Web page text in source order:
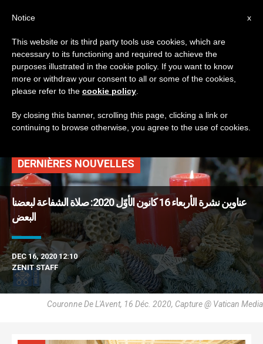
TAG
Posts Tagged ‘الرئيس
الإسرائيلي’
DERNIÈRES NOUVELLES
عناوين نشرة الأربعاء 16 كانون الأوّل 2020: صلاة الشفاعة لبعضنا
البعض
DEC 16, 2020 12:10
ZENIT STAFF
Couronne De L'Avent, 16 Déc. 2020, Capture @ Vatican Media
x
Notice
This website or its third party tools use cookies, which are
necessary to its functioning and required to achieve the
purposes illustrated in the cookie policy. If you want to know
more or withdraw your consent to all or some of the cookies,
please refer to the cookie policy
By closing this banner, scrolling this page, clicking a link or
continuing to browse otherwise, you agree to the use of cookies.